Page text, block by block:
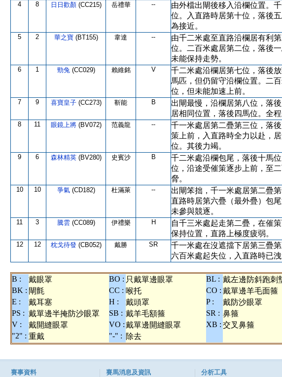
4 8 日日歡顏 (CC215) 岳禮華 --
由外檔出閘後移入沿欄位置。
位。入直路時居第十位，落後
為接近。
5 2 華之寶 (BT155) 韋達 --
由千二米處至直路沿欄居有利
位。二百米處居第二位，落後
未能保持走勢。
6 1 勁兔 (CC029) 賴維銘 V
千二米處沿欄居第七位，落後
馬匹，但仍留守沿欄位置。二
位，但未能加速上前。
7 9 喜寶皇子 (CC273) 靳能 B
出閘最慢，沿欄居第八位，落
居相同位置，落後四馬位。全程
8 11 眼鏡上將 (BV072) 范義龍 --
千一米處居第二疊第三位，落
策上前，入直路時全力以赴，
位。其後力竭。
9 6 森林精英 (BV280) 史賓沙 B
千二米處沿欄包尾，落後十馬
位，沿途受催策逐步上前，至
脅。
10 10 爭氣 (CD182) 杜滿萊 --
出閘笨拙，千一米處居第二疊
直路時居第六疊（最外疊）包
未參與競逐。
11 3 騰雲 (CC089) 伊禮樂 H
自千三米處起走第二疊，在催
保持位置，直路上極度疲弱。
12 12 枕戈待發 (CB052) 戴勝 SR
千一米處在沒遮擋下居第三疊
六百米處起失位，入直路時已洩
B : 戴眼罩 BO : 只戴單邊眼罩 BL : 戴左邊防斜跑刺
BK : 閘氈 CC : 喉托 CO : 戴單邊羊毛面箍
E :
戴耳塞 H : 戴頭罩 P : 戴防沙眼罩
PS : 戴單邊半掩防沙眼罩 SB : 戴羊毛額箍 SR : 鼻箍
V :
戴開縫眼罩 VO :戴單邊開縫眼罩 XB : 交叉鼻箍
"2" : 重戴 "-" : 除去
賽事資料 賽馬消息及資訊 分析工具